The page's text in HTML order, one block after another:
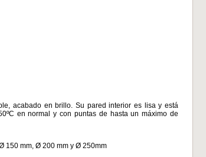
acabado en brillo. Su pared interior es lisa y está
en normal y con puntas de hasta un máximo de
150 mm, Ø 200 mm y Ø 250mm